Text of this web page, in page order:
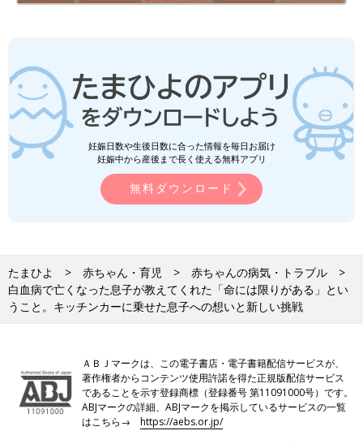
妊娠日数や生後日数に合った情報を毎日お届け
妊娠中から産後まで長く使える無料アプリ
無料ダウンロード
たまひよ 赤ちゃん・育児
赤ちゃんの病気・トラブル
白血病で亡くなった息子が教えてくれた「命には限りがある」とい
うこと。キッチンカーに乗せた息子への想いと新しい挑戦
ＡＢＪマークは、この電子書店・電子書籍配信サービスが、
著作権者からコンテンツ使用許諾を得た正規版配信サービス
であることを示す登録商標（登録番号 第11091000号）です。
ABJマークの詳細、ABJマークを掲示しているサービスの一覧
はこちら→https://aebs.or.jp/